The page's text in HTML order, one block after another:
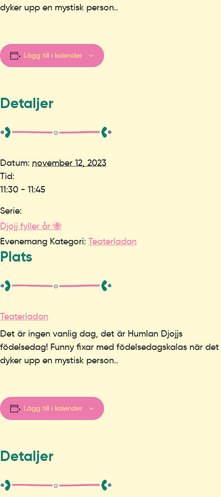
dyker upp en mystisk person..
Lägg till i kalender
Detaljer
Datum: november 12, 2023
Tid:
11:30 - 11:45
Serie:
Djojj fyller år 🐝
Evenemang Kategori: Teaterladan
Plats
Teaterladan
Det är ingen vanlig dag, det är Humlan Djojjs
födelsedag! Funny fixar med födelsedagskalas när det
dyker upp en mystisk person..
Lägg till i kalender
Detaljer